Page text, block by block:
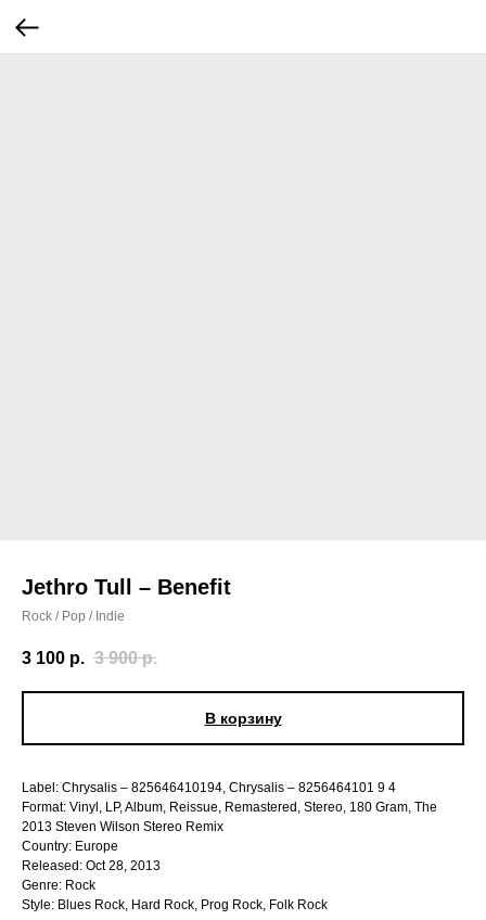
Jethro Tull – Benefit
Rock / Pop / Indie
3 100 р. 3 900 р.
В корзину
Label: Chrysalis – 825646410194, Chrysalis – 8256464101 9 4
Format: Vinyl, LP, Album, Reissue, Remastered, Stereo, 180 Gram, The
2013 Steven Wilson Stereo Remix
Country: Europe
Released: Oct 28, 2013
Genre: Rock
Style: Blues Rock, Hard Rock, Prog Rock, Folk Rock